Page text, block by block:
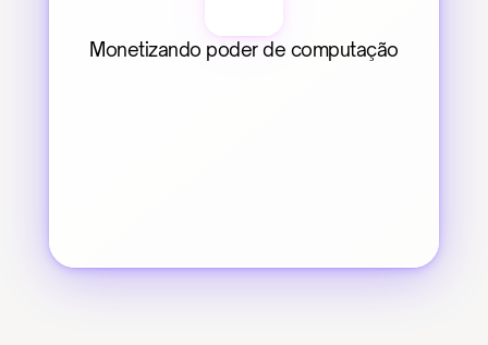
Monetizando poder de computação